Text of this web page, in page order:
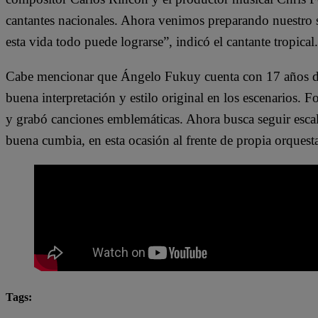
cantantes nacionales. Ahora venimos preparando
esta vida todo puede lograrse”, indicó el cantante tropical.
Cabe mencionar que Ángelo Fukuy cuenta con 17 años
buena interpretación y estilo original en los escenarios.
y grabó canciones emblemáticas. Ahora busca seguir
buena cumbia, en esta ocasión al frente de propia
Tags: